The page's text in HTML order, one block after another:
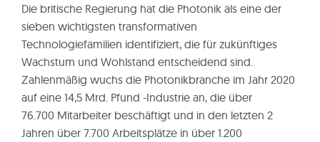
Die britische Regierung hat die Photonik als eine der
sieben wichtigsten transformativen
Technologiefamilien identifiziert, die für zukünftiges
Wachstum und Wohlstand entscheidend sind.
Zahlenmäßig wuchs die Photonikbranche im Jahr 2020
auf eine 14,5 Mrd. Pfund -Industrie an, die über
76.700 Mitarbeiter beschäftigt und in den letzten 2
Jahren über 7.700 Arbeitsplätze in über 1.200